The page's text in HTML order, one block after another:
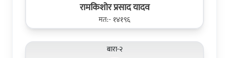
रामकिशोर प्रसाद यादव
मत:- १४१९६
बारा-२